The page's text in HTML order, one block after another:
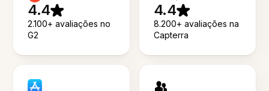
4.4
2.100+ avaliações no
G2
4.4
8.200+ avaliações na
Capterra